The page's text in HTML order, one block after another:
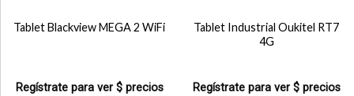
Tablet Blackview MEGA 2 WiFi
Regístrate para ver $ precios
Tablet Industrial Oukitel RT7
4G
Regístrate para ver $ precios